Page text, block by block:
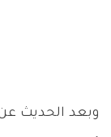
وبعد الحديث